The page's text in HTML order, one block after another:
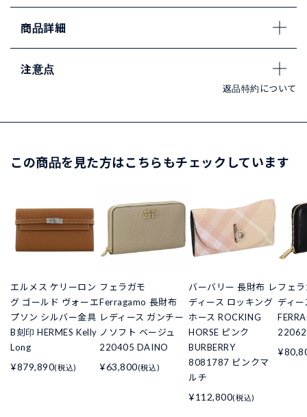
商品詳細
注意点
返品特約について
この商品を見た方はこちらもチェックしています
エルメス ケリーロン
グ ゴールド ヴォーエ
プソン シルバー金具
B刻印 HERMES Kelly
Long
¥879,890(税込)
フェラガモ
Ferragamo 長財布
レディース ガンチー
ノソフト ベージュ
220405 DAINO
¥63,800(税込)
バーバリー 長財布 レ
ディース ロッキング
ホース ROCKING
HORSE ピンク
BURBERRY
8081787 ピンクマ
ルチ
¥112,800(税込)
フェ
ディ